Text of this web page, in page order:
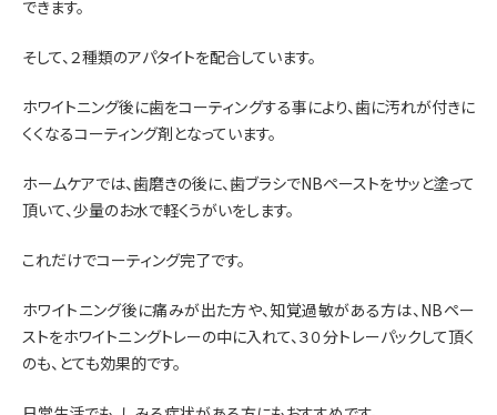
できます。
そして、２種類のアパタイトを配合しています。
ホワイトニング後に歯をコーティングする事により、歯に汚れが付きに
くくなるコーティング剤となっています。
ホームケアでは、歯磨きの後に、歯ブラシでNBペーストをサッと塗って
頂いて、少量のお水で軽くうがいをします。
これだけでコーティング完了です。
ホワイトニング後に痛みが出た方や、知覚過敏がある方は、NBペー
ストをホワイトニングトレーの中に入れて、３０分トレーパックして頂く
のも、とても効果的です。